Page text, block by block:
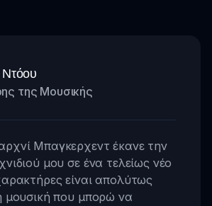
της Μουσικής
Μπαγκερχεντ έκανε την
μου σε ένα τελείως νέο
είναι απολύτως
μουσική που μπορώ να